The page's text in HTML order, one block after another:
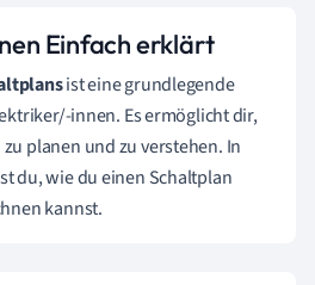
Einfach erklärt
ist eine grundlegende
innen. Es ermöglicht dir,
planen und zu verstehen. In
du, wie du einen Schaltplan
kannst.